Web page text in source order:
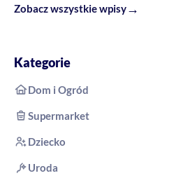
Zobacz wszystkie wpisy→
Kategorie
Dom i Ogród
Supermarket
Dziecko
Uroda